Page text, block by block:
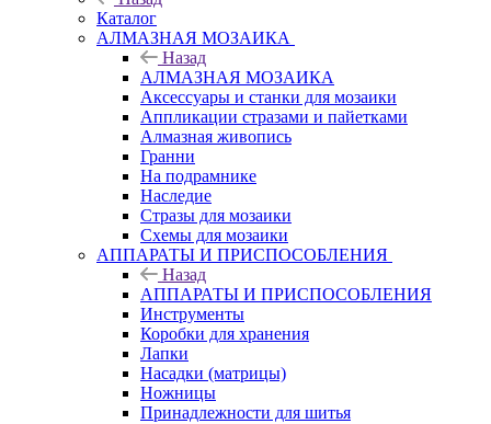
Каталог
АЛМАЗНАЯ МОЗАИКА
Назад
АЛМАЗНАЯ МОЗАИКА
Аксессуары и станки для мозаики
Аппликации стразами и пайетками
Алмазная живопись
Гранни
На подрамнике
Наследие
Стразы для мозаики
Схемы для мозаики
АППАРАТЫ И ПРИСПОСОБЛЕНИЯ
Назад
АППАРАТЫ И ПРИСПОСОБЛЕНИЯ
Инструменты
Коробки для хранения
Лапки
Насадки (матрицы)
Ножницы
Принадлежности для шитья